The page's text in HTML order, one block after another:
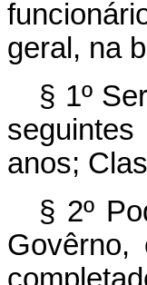
geral, na
§ 1º
anos;
§ 2º
Govêrno,